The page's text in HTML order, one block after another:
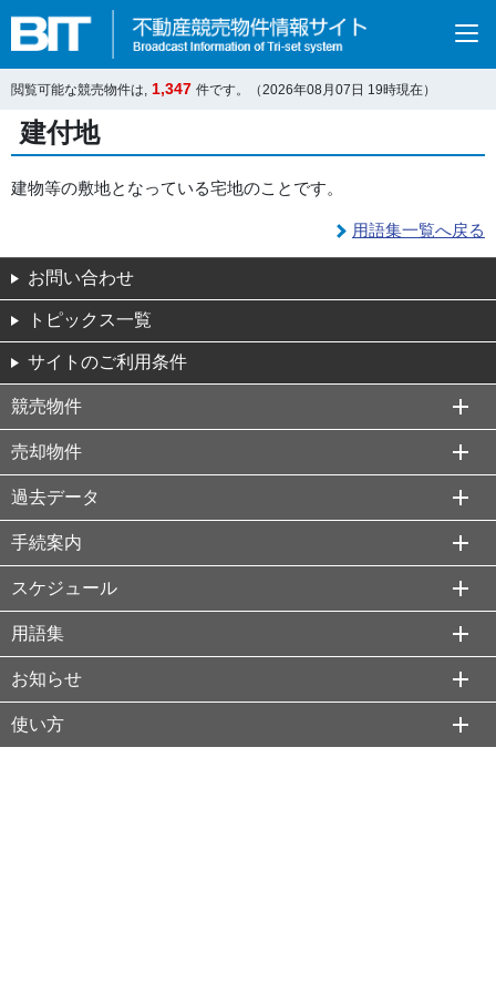
閲覧可能な競売物件は, 1,347 件です。（2026年08月07日 19時現在）
建付地
建物等の敷地となっている宅地のことです。
用語集一覧へ戻る
お問い合わせ
トピックス一覧
サイトのご利用条件
競売物件
売却物件
過去データ
手続案内
スケジュール
用語集
お知らせ
使い方